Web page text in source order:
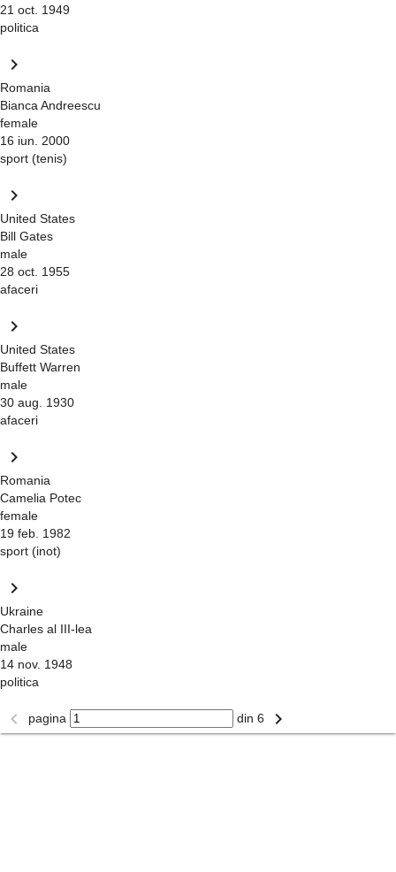
21 oct. 1949
politica
keyboard_arrow_right
Romania
Bianca Andreescu
female
16 iun. 2000
sport (tenis)
keyboard_arrow_right
United States
Bill Gates
male
28 oct. 1955
afaceri
keyboard_arrow_right
United States
Buffett Warren
male
30 aug. 1930
afaceri
keyboard_arrow_right
Romania
Camelia Potec
female
19 feb. 1982
sport (inot)
keyboard_arrow_right
Ukraine
Charles al III-lea
male
14 nov. 1948
politica
keyboard_arrow_left pagina din 6 keyboard_arrow_right